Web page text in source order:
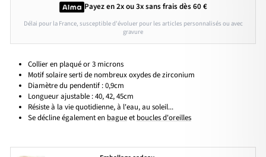
Payez en 2x ou 3xsans fraisdès 60 €
Délai pour la France, susceptible d'évoluer pour les articles personnalisés ou avec
gravure
Collier en plaqué or 3 microns
Motif solaire serti de nombreux oxydes de zirconium
Diamètre du pendentif : 0,9cm
Longueur ajustable : 40, 42, 45cm
Résiste à la vie quotidienne, à l'eau, au soleil...
Se décline également en bagueetboucles d'oreilles